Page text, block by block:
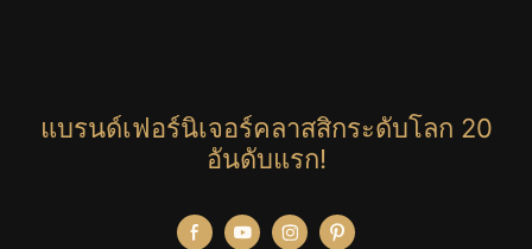
แบรนด์เฟอร์นิเจอร์คลาสสิกระดับโลก 20
อันดับแรก!